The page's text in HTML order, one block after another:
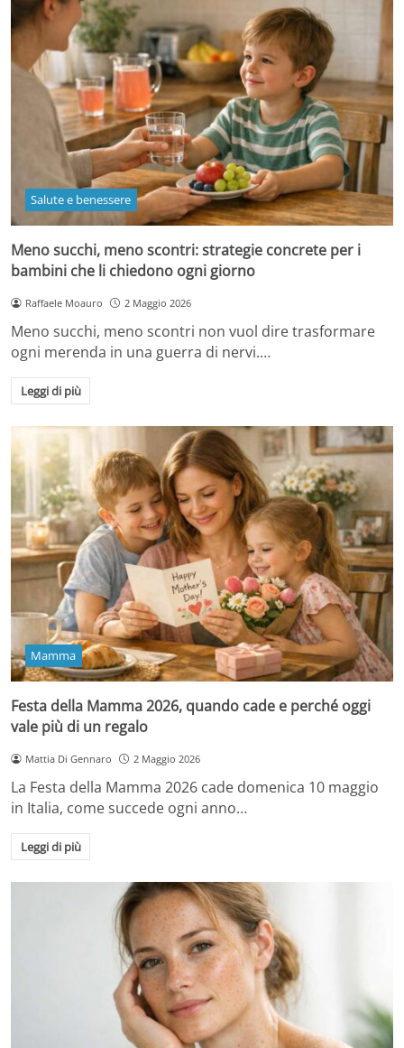
Salute e benessere
Meno succhi, meno scontri: strategie concrete per i
bambini che li chiedono ogni giorno
Raffaele Moauro 2 Maggio 2026
Meno succhi, meno scontri non vuol dire trasformare
ogni merenda in una guerra di nervi.…
Leggi di più
Mamma
Festa della Mamma 2026, quando cade e perché oggi
vale più di un regalo
Mattia Di Gennaro 2 Maggio 2026
La Festa della Mamma 2026 cade domenica 10 maggio
in Italia, come succede ogni anno…
Leggi di più